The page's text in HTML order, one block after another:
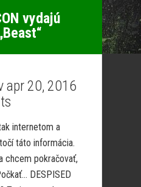
vydajú
apr 20, 2016
internetom a
táto informácia.
chcem pokračovať,
DESPISED